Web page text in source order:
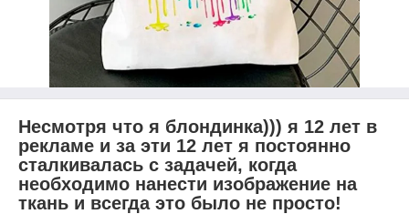
Несмотря что я блондинка))) я 12 лет в
рекламе и за эти 12 лет я постоянно
сталкивалась с задачей, когда
необходимо нанести изображение на
ткань и всегда это было не просто!